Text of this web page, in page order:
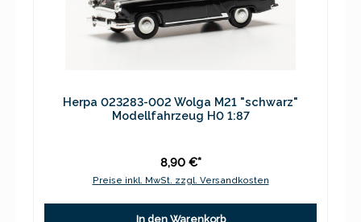
Herpa 023283-002 Wolga M21 "schwarz"
Modellfahrzeug H0 1:87
8,90 €*
Preise inkl. MwSt. zzgl. Versandkosten
In den Warenkorb